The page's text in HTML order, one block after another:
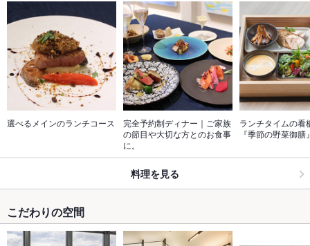
選べるメインのランチコース
完全予約制ディナー｜ご家族
の節目や大切な方とのお食事
に。
ランチタイムの看
『季節の野菜御膳
料理を見る
こだわりの空間